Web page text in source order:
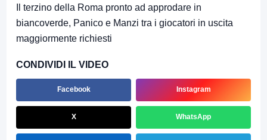
Il terzino della Roma pronto ad approdare in
biancoverde, Panico e Manzi tra i giocatori in uscita
maggiormente richiesti
CONDIVIDI IL VIDEO
Facebook Instagram
X WhatsApp